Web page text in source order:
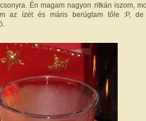
Én magam nagyon ritkán iszom,
az ízét és máris berúgtam tőle :P, de